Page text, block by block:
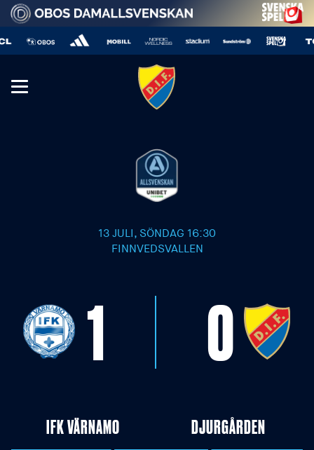
13 JULI, SÖNDAG 16:30
FINNVEDSVALLEN
DJURGÅRDEN
0
1
IFK VÄRNAMO